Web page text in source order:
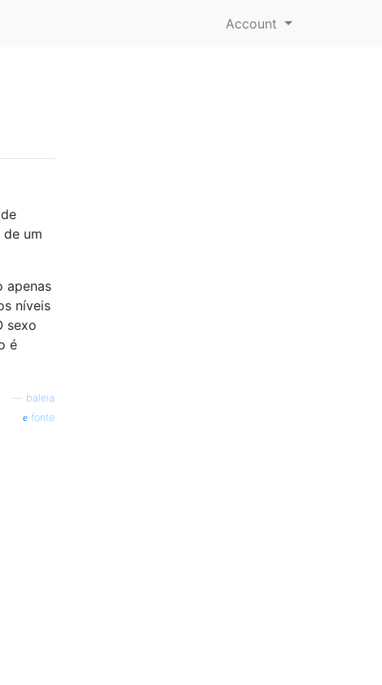
Account
um
apenas
níveis
sexo
é
baleia
fonte